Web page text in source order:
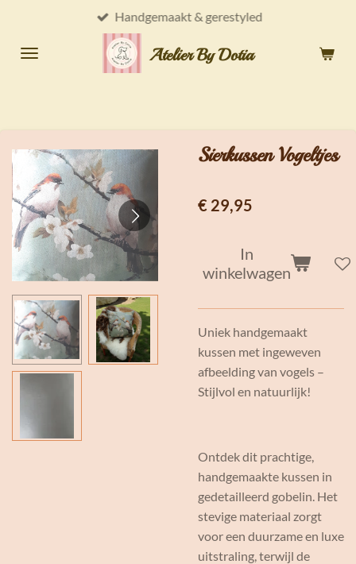
naar
Atelier By Dotia
Handgemaakt & gerestyled
Sierkussen Vogeltjes
€ 29,95
In
winkelwagen
Uniek handgemaakt
kussen met ingeweven
afbeelding van vogels –
Stijlvol en natuurlijk!
Ontdek dit prachtige,
handgemaakte kussen in
gedetailleerd gobelin. Het
stevige materiaal zorgt
voor een duurzame en luxe
uitstraling, terwijl de